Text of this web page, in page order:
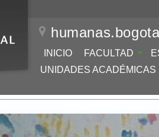
INICIO FACULTAD
UNIDADES ACADÉMICAS